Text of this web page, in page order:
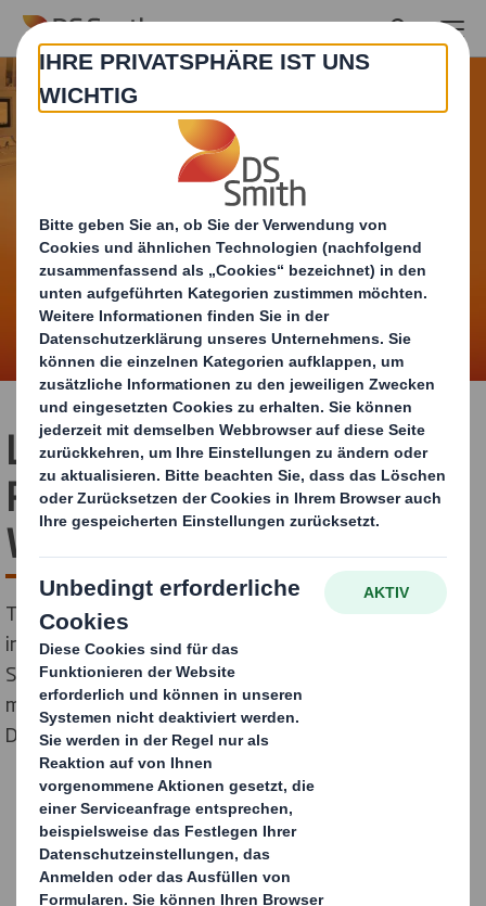
Skip to main content
Lerne uns in einem
Praktikum oder als
Werkstudent kennen!
Theorie ist schön und gut, aber wie sieht es eigentlich
in der Praxis aus? Wenn Du bereits während Deines
Studiums erste Berufserfahrungen sammeln
möchtest, sind wir genau das richtige Sprungbrett für
Dich.
FINDE HIER DEINEN NEUEN JOB